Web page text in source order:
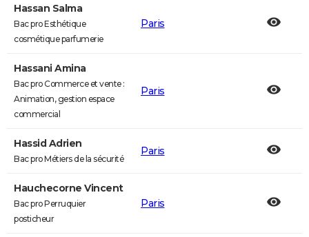
Hassan Salma
Bac pro Esthétique
cosmétique parfumerie
Paris
Hassani Amina
Bac pro Commerce et vente :
Animation, gestion espace
commercial
Paris
Hassid Adrien
Bac pro Métiers de la sécurité
Paris
Hauchecorne Vincent
Bac pro Perruquier
posticheur
Paris